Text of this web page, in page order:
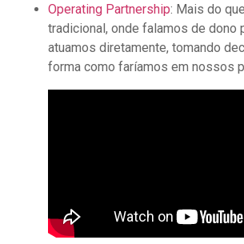
Operating Partnership: Mais do
tradicional, onde falamos de dono
atuamos diretamente, tomando
forma como faríamos em nossos